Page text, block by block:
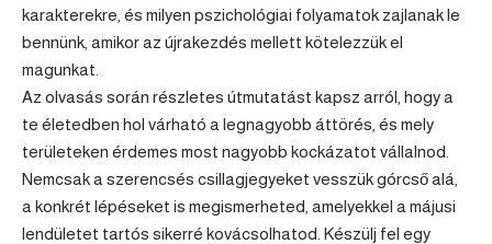
karakterekre, és milyen pszichológiai folyamatok zajlanak le
bennünk, amikor az újrakezdés mellett kötelezzük el
magunkat.
Az olvasás során részletes útmutatást kapsz arról, hogy a
te életedben hol várható a legnagyobb áttörés, és mely
területeken érdemes most nagyobb kockázatot vállalnod.
Nemcsak a szerencsés csillagjegyeket vesszük górcső alá,
a konkrét lépéseket is megismerheted, amelyekkel a májusi
lendületet tartós sikerré kovácsolhatod. Készülj fel egy